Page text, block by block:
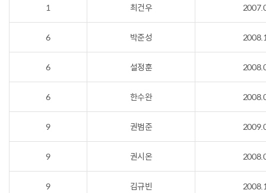
1 최건우
6 박준성
6 설정훈
6 한수완
9 권범준
9 권시온
9 김규빈